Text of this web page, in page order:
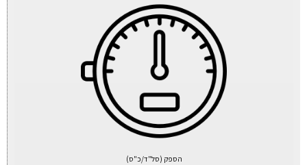
הספק (סל"ד/כ"ס)